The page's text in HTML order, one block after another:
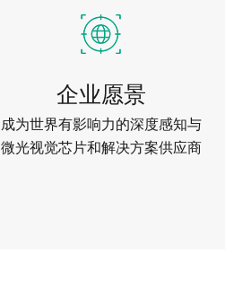
企业愿景
成为世界有影响力的深度感知与
微光视觉芯片和解决方案供应商